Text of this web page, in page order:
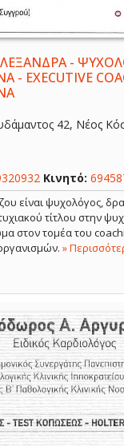
-
EXECUTIVE
42, Νέος
Κινητό:
είναι ψυχολόγος,
τίτλου στην
στον τομέα του
»